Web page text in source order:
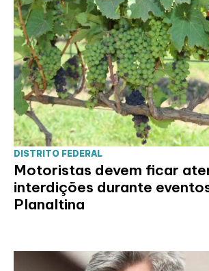
DISTRITO FEDERAL
Motoristas devem ficar
interdições durante
Planaltina